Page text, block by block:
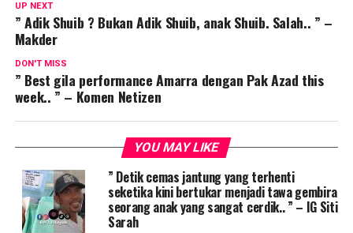
UP NEXT
” Adik Shuib ? Bukan Adik Shuib, anak Shuib. Salah.. ” –
Makder
DON'T MISS
” Best gila performance Amarra dengan Pak Azad this
week.. ” – Komen Netizen
YOU MAY LIKE
” Detik cemas jantung yang terhenti
seketika kini bertukar menjadi tawa gembira
seorang anak yang sangat cerdik.. ” – IG Siti
Sarah